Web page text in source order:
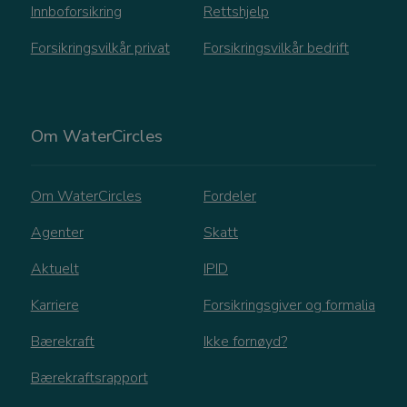
Innboforsikring
Forsikringsvilkår privat
Rettshjelp
Forsikringsvilkår bedrift
Om WaterCircles
Om WaterCircles
Agenter
Aktuelt
Karriere
Bærekraft
Bærekraftsrapport
Fordeler
Skatt
IPID
Forsikringsgiver og formalia
Ikke fornøyd?.youtube.com